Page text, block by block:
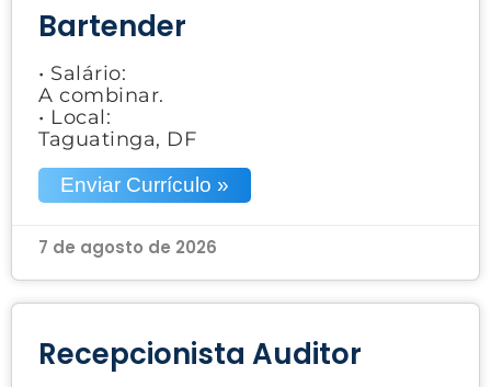
Bartender
• Salário:
A combinar.
• Local:
Taguatinga, DF
Enviar Currículo »
7 de agosto de 2026
Recepcionista Auditor